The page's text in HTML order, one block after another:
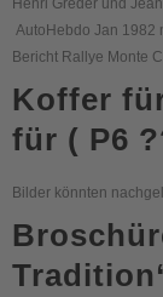
Henri Greder und
AutoHebdo Jan 1982
Bericht Rallye Monte
Koffer
für ( P6
Bilder könnten